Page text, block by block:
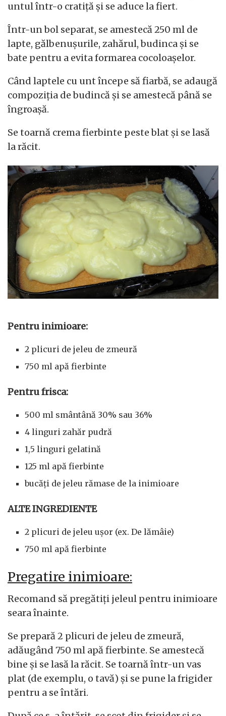
untul într-o cratiță și se aduce la fiert.
Într-un bol separat, se amestecă 250 ml de
lapte, gălbenușurile, zahărul, budinca și se
bate pentru a evita formarea cocoloașelor.
Când laptele cu unt începe să fiarbă, se adaugă
compoziția de budincă și se amestecă până se
îngroașă.
Se toarnă crema fierbinte peste blat și se lasă
la răcit.
Pentru inimioare:
2 plicuri de jeleu de zmeură
750 ml apă fierbinte
Pentru frisca:
500 ml smântână 30% sau 36%
4 linguri zahăr pudră
1,5 linguri gelatină
125 ml apă fierbinte
bucăți de jeleu rămase de la inimioare
ALTE INGREDIENTE
2 plicuri de jeleu ușor (ex. De lămâie)
750 ml apă fierbinte
Pregatire inimioare:
Recomand să pregătiți jeleul pentru inimioare
seara înainte.
Se prepară 2 plicuri de jeleu de zmeură,
adăugând 750 ml apă fierbinte. Se amestecă
bine și se lasă la răcit. Se toarnă într-un vas
plat (de exemplu, o tavă) și se pune la frigider
pentru a se întări.